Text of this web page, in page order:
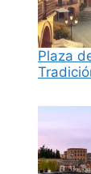
Plaza